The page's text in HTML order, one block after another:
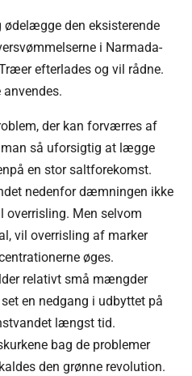
den eksisterende
i Narmada-
efterlades og vil rådne.
der kan forværres af
så uforsigtig at lægge
en stor saltforekomst.
nedenfor dæmningen ikke
overrisling. Men selvom
vil overrisling af marker
øges.
relativt små mængder
en nedgang i udbyttet på
længst tid.
bag de problemer
den grønne revolution.